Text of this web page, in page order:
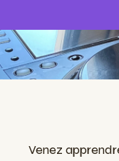
Venez